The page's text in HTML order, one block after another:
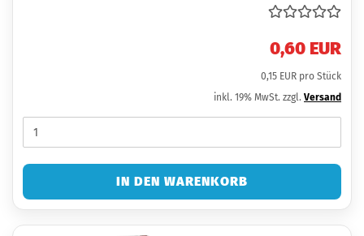
0,60 EUR
0,15 EUR pro Stück
inkl. 19% MwSt. zzgl. Versand
IN DEN WARENKORB